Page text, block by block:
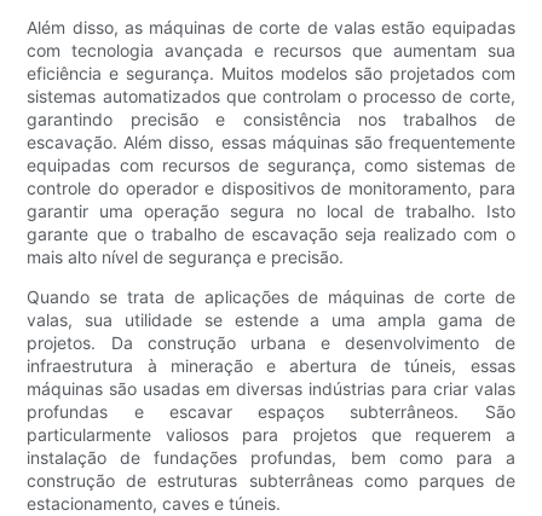
Além disso, as máquinas de corte de valas estão equipadas
com tecnologia avançada e recursos que aumentam sua
eficiência e segurança. Muitos modelos são projetados com
sistemas automatizados que controlam o processo de corte,
garantindo precisão e consistência nos trabalhos de
escavação. Além disso, essas máquinas são frequentemente
equipadas com recursos de segurança, como sistemas de
controle do operador e dispositivos de monitoramento, para
garantir uma operação segura no local de trabalho. Isto
garante que o trabalho de escavação seja realizado com o
mais alto nível de segurança e precisão.
Quando se trata de aplicações de máquinas de corte de
valas, sua utilidade se estende a uma ampla gama de
projetos. Da construção urbana e desenvolvimento de
infraestrutura à mineração e abertura de túneis, essas
máquinas são usadas em diversas indústrias para criar valas
profundas e escavar espaços subterrâneos. São
particularmente valiosos para projetos que requerem a
instalação de fundações profundas, bem como para a
construção de estruturas subterrâneas como parques de
estacionamento, caves e túneis.